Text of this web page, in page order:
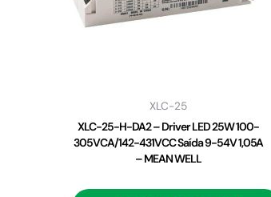
XLC-25
XLC-25-H-DA2 – Driver LED 25W 100-
305VCA/142-431VCC Saída 9-54V 1,05A
– MEAN WELL